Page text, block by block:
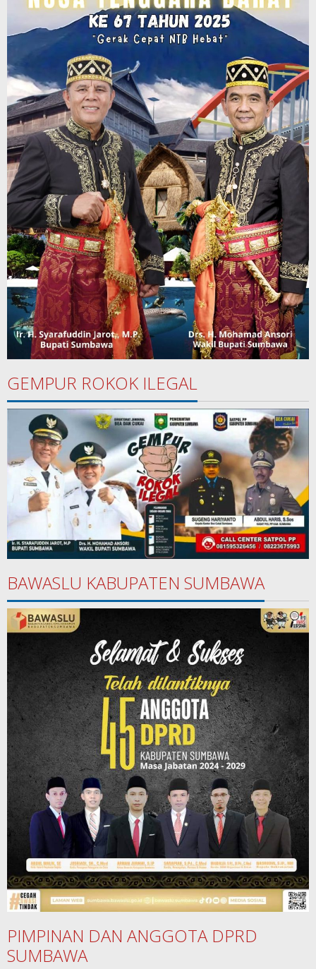
GEMPUR ROKOK ILEGAL
BAWASLU KABUPATEN SUMBAWA
PIMPINAN DAN ANGGOTA DPRD
SUMBAWA